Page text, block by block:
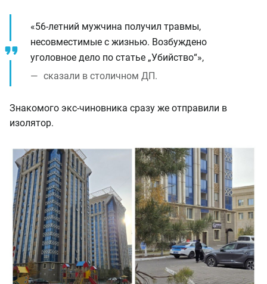
«56-летний мужчина получил травмы,
несовместимые с жизнью. Возбуждено
уголовное дело по статье „Убийство“»,
сказали в столичном ДП.
Знакомого экс-чиновника сразу же отправили в
изолятор.